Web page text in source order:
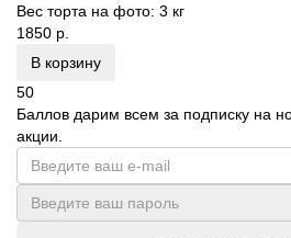
Вес торта на фото: 3 кг
1850 р.
В корзину
50
Баллов дарим всем за подписку на
акции.